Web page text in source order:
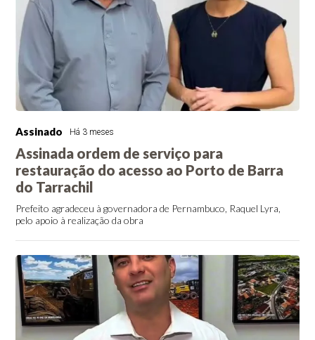
Assinado Há 3 meses
Assinada ordem de serviço para
restauração do acesso ao Porto de Barra
do Tarrachil
Prefeito agradeceu à governadora de Pernambuco, Raquel Lyra,
pelo apoio à realização da obra